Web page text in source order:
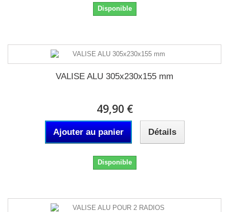
Disponible
VALISE ALU 305x230x155 mm
49,90 €
Ajouter au panier Détails
Disponible